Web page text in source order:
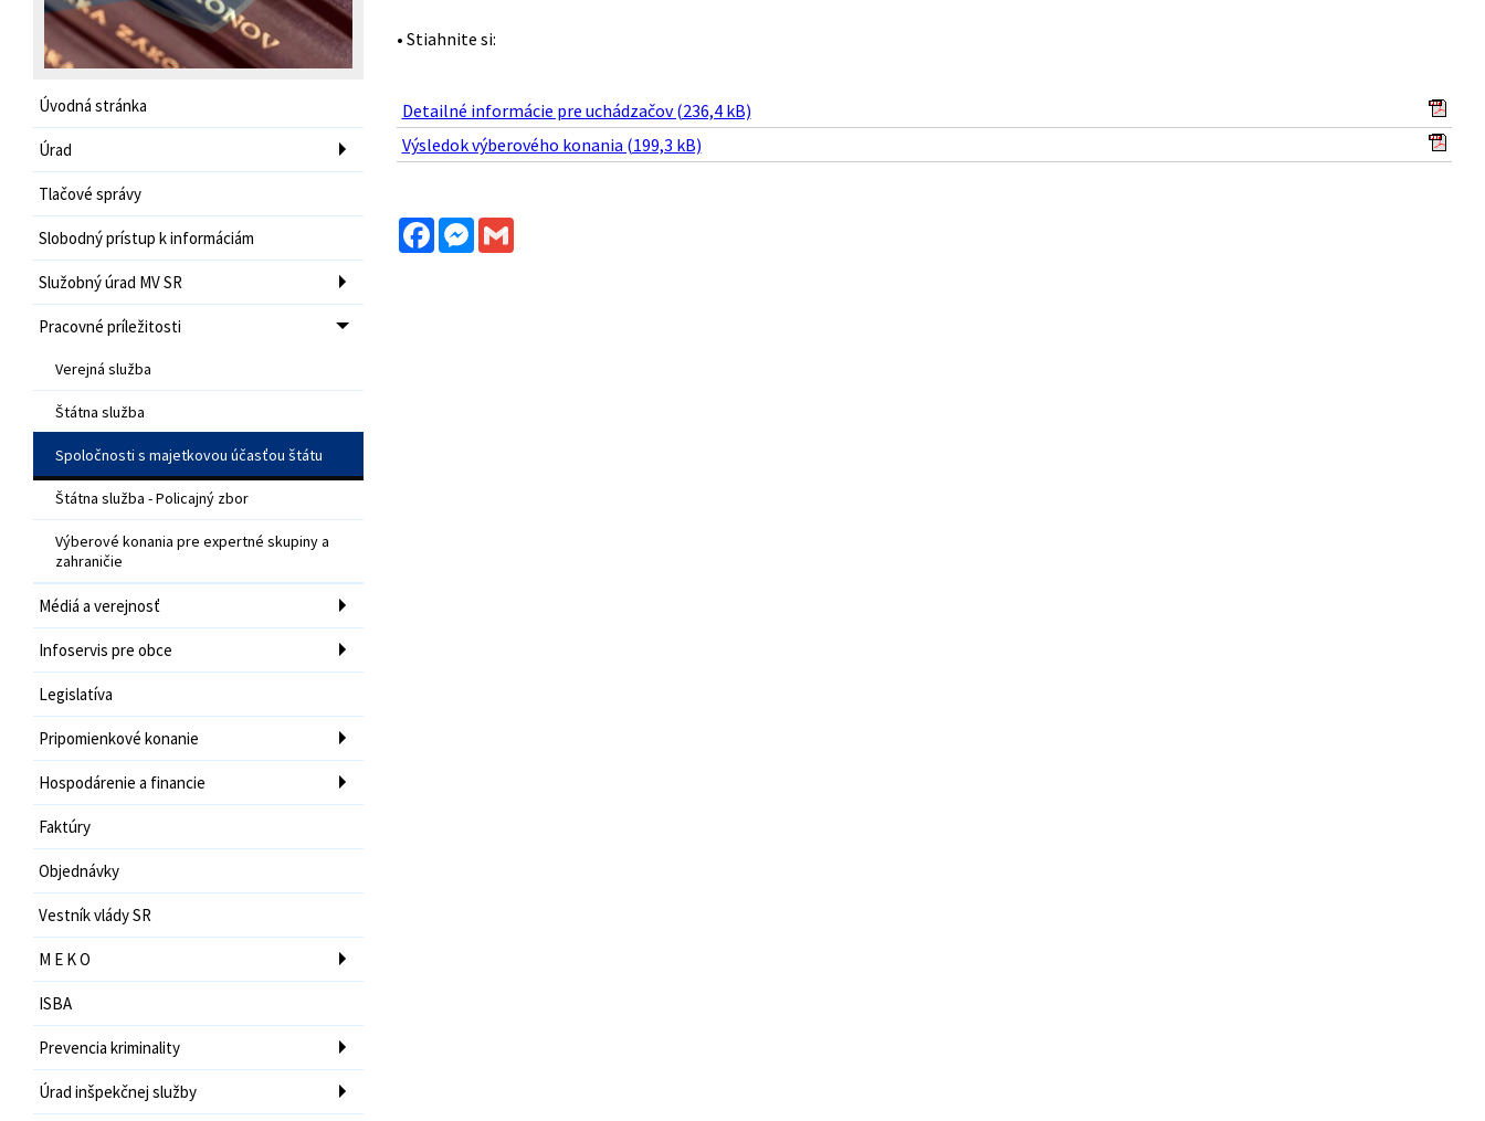
Úvodná stránka
Úrad
Tlačové správy
Slobodný prístup k informáciám
Služobný úrad MV SR
Pracovné príležitosti
Verejná služba
Štátna služba
Spoločnosti s majetkovou účasťou štátu
Štátna služba - Policajný zbor
Výberové konania pre expertné skupiny a
zahraničie
Médiá a verejnosť
Infoservis pre obce
Legislatíva
Pripomienkové konanie
Hospodárenie a financie
Faktúry
Objednávky
Vestník vlády SR
M E K O
ISBA
Prevencia kriminality
Úrad inšpekčnej služby
• Stiahnite si:
Detailné informácie pre uchádzačov (236,4 kB)
Výsledok výberového konania (199,3 kB)
FacebookMessenger
Gmail